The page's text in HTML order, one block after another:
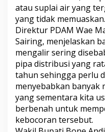
,
W
a
k
i
l
B
u
p
a
t
i
B
o
atau suplai air yang
yang tidak memuaskan.
Direktur PDAM Wae
Sairing, menjelaskan
mengalir sering
pipa distribusi yang
tahun sehingga perlu
menyebabkan banyak
yang sementara kita
berbenah untuk
kebocoran tersebut.